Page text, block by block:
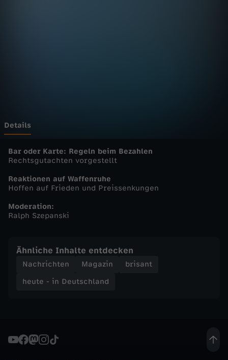
s
c
h
l
n
d
e
Details
Bar oder Karte: Regeln beim Bezahlen
Rechtsgutachten vorgestellt
Reaktionen auf Waffenruhe
Hoffen auf Frieden und Preissenkungen
Moderation:
Ralph Szepanski
Ähnliche Inhalte entdecken
Nachrichten Magazin
brisant
heute - in Deutschland